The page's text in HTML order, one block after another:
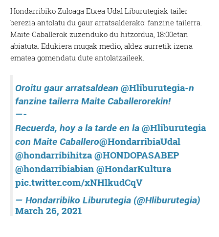
Hondarribiko Zuloaga Etxea Udal Liburutegiak tailer
berezia antolatu du gaur arratsalderako: fanzine tailerra.
Maite Caballerok zuzenduko du hitzordua, 18:00etan
abiatuta. Edukiera mugak medio, aldez aurretik izena
ematea gomendatu dute antolatzaileek.
Oroitu gaur arratsaldean@Hliburutegia-n
fanzine tailerra Maite Caballerorekin!
—-
Recuerda, hoy a la tarde en la@Hliburutegia
con Maite Caballero@HondarribiaUdal
@hondarribihitza @HONDOPASABEP
@hondarribiabian @HondarKultura
pic.twitter.com/xNHlkudCqV
— Hondarribiko Liburutegia (@Hliburutegia)
March 26, 2021